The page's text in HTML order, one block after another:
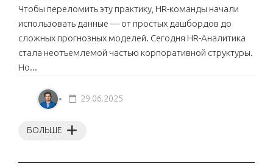
Чтобы переломить эту практику, HR-команды начали
использовать данные — от простых дашбордов до
сложных прогнозных моделей. Сегодня HR-Аналитика
стала неотъемлемой частью корпоративной структуры.
Но...
БОЛЬШЕ
29.06.2025